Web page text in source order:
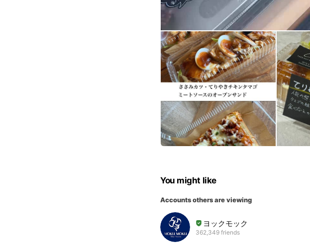
You might like
Accounts others are viewing
ヨックモック
362,349 friends